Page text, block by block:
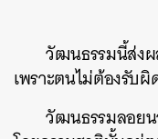
วัฒนธรรมนี้ส่งผ
เพราะตนไม่ต้องรับ
วัฒนธรรมลอย